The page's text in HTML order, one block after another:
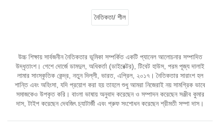
নৈতিকতা/ শীল
উচ্চ শিক্ষায় সার্বজনীন নৈতিকতার ভূমিকা সম্পর্কিত একটি প্যানেল আলোচনার সম্পাদিত
উদ্ধৃতাংশ। গেশে দোর্জে ডামদুল, অধিকর্তা (ডাইরেক্টর), টিবেট হাউস, পরম পূজ্য দালাই
লামার সাংস্কৃতিক কেন্দ্র, নতুন দিল্লী, ভারত, এপ্রিল, ২০১৭। নৈতিকতার সারাংশ হল
শান্তি এবং অহিংসা, যদি প্রয়োগ করা হয় তাহলে শুধু আমরা নিজেরাই নয় সামগ্রিক ভাবে
সমাজকেও উপকৃত করি। বাংলা ভাষায় অনুবাদ করেছেন ও সম্পাদন করেছেন সঞ্জীব কুমার
দাস, টাইপ করেছেন দেবজিৎ চ্যাটার্জী এবং প্রুফ সংশোধন করেছেন শ্রীমতী সম্পা দাস।